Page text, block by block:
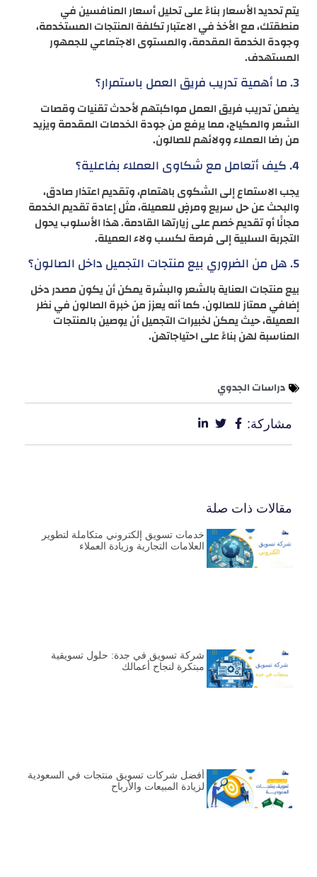
يتم تحديد الأسعار بناءً على تحليل أسعار المنافسين في
منطقتك، مع الأخذ في الاعتبار تكلفة المنتجات المستخدمة،
وجودة الخدمة المقدمة، والمستوى الاجتماعي للجمهور
المستهدف.
3. ما أهمية تدريب فريق العمل باستمرار؟
يضمن تدريب فريق العمل مواكبتهم لأحدث تقنيات وقصات
الشعر والمكياج، مما يرفع من جودة الخدمات المقدمة ويزيد
من رضا العملاء وولائهم للصالون.
4. كيف أتعامل مع شكاوى العملاء بفاعلية؟
يجب الاستماع إلى الشكوى باهتمام، وتقديم اعتذار صادق،
والبحث عن حل سريع ومرضٍ للعميلة، مثل إعادة تقديم الخدمة
مجانًا أو تقديم خصم على زيارتها القادمة. هذا الأسلوب يحول
التجربة السلبية إلى فرصة لكسب ولاء العميلة.
5. هل من الضروري بيع منتجات التجميل داخل الصالون؟
بيع منتجات العناية بالشعر والبشرة يمكن أن يكون مصدر دخل
إضافي ممتاز للصالون. كما أنه يعزز من خبرة الصالون في نظر
العميلة، حيث يمكن لخبيرات التجميل أن يوصين بالمنتجات
المناسبة لهن بناءً على احتياجاتهن.
دراسات الجدوي
مشاركة:
مقالات ذات صلة
خدمات تسويق إلكتروني متكاملة لتطوير
العلامات التجارية وزيادة العملاء
شركة تسويق في جدة: حلول تسويقية
مبتكرة لنجاح أعمالك
أفضل شركات تسويق منتجات في السعودية
لزيادة المبيعات والأرباح